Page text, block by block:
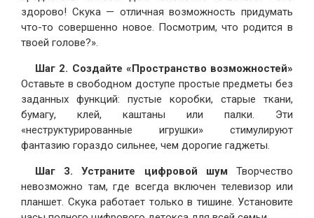
здорово! Скука — отличная возможность придумать
что-то совершенно новое. Посмотрим, что родится в
твоей голове?».
Шаг 2. Создайте «Пространство возможностей»
Оставьте в свободном доступе простые предметы без
заданных функций: пустые коробки, старые ткани,
бумагу, клей, каштаны или палки. Эти
«неструктурированные игрушки» стимулируют
фантазию гораздо сильнее, чем дорогие гаджеты.
Шаг 3. Устраните цифровой шум Творчество
невозможно там, где всегда включен телевизор или
планшет. Скука работает только в тишине. Установите